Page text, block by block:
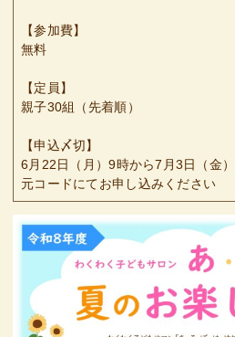
【参加費】
無料
【定員】
親子30組（先着順）
【申込〆切】
6月22日（月）9時から7月3日（金
元コードにてお申し込みください